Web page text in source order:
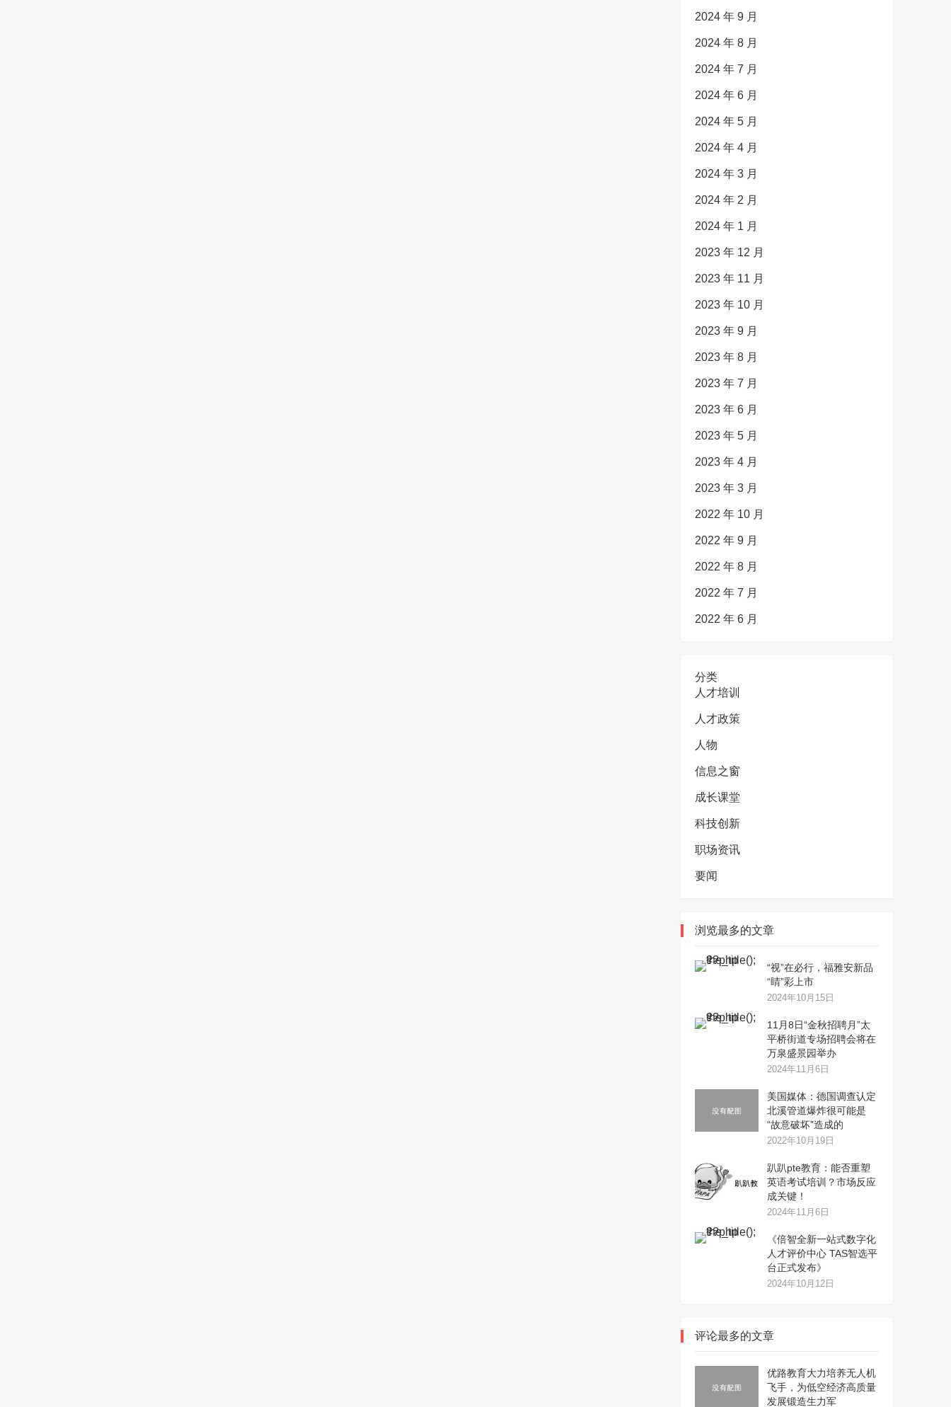
2024 年 9 月
2024 年 8 月
2024 年 7 月
2024 年 6 月
2024 年 5 月
2024 年 4 月
2024 年 3 月
2024 年 2 月
2024 年 1 月
2023 年 12 月
2023 年 11 月
2023 年 10 月
2023 年 9 月
2023 年 8 月
2023 年 7 月
2023 年 6 月
2023 年 5 月
2023 年 4 月
2023 年 3 月
2022 年 10 月
2022 年 9 月
2022 年 8 月
2022 年 7 月
2022 年 6 月
分类
人才培训
人才政策
人物
信息之窗
成长课堂
科技创新
职场资讯
要闻
浏览最多的文章
“视”在必行，福雅安新品
“睛”彩上市
2024年10月15日
11月8日“金秋招聘月”太
平桥街道专场招聘会将在
万泉盛景园举办
2024年11月6日
美国媒体：德国调查认定
北溪管道爆炸很可能是
“故意破坏”造成的
2022年10月19日
趴趴pte教育：能否重塑
英语考试培训？市场反应
成关键！
2024年11月6日
《倍智全新一站式数字化
人才评价中心 TAS智选平
台正式发布》
2024年10月12日
评论最多的文章
优路教育大力培养无人机
飞手，为低空经济高质量
发展锻造生力军